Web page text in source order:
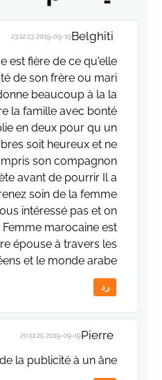
Belghiti
2019-09-19 23:12:23
est fière de ce qu'elle
de son frère ou mari
beaucoup à la la
la famille avec bonté
en deux pour qu un
soit heureux et ne
son compagnon
avant de pourrir Il a
soin de la femme
intéressé pas et on
marocaine est
épouse à travers les
et le monde arabe...
رد
Pierre
2019-09-19 20:51:25
la publicité à un âne?